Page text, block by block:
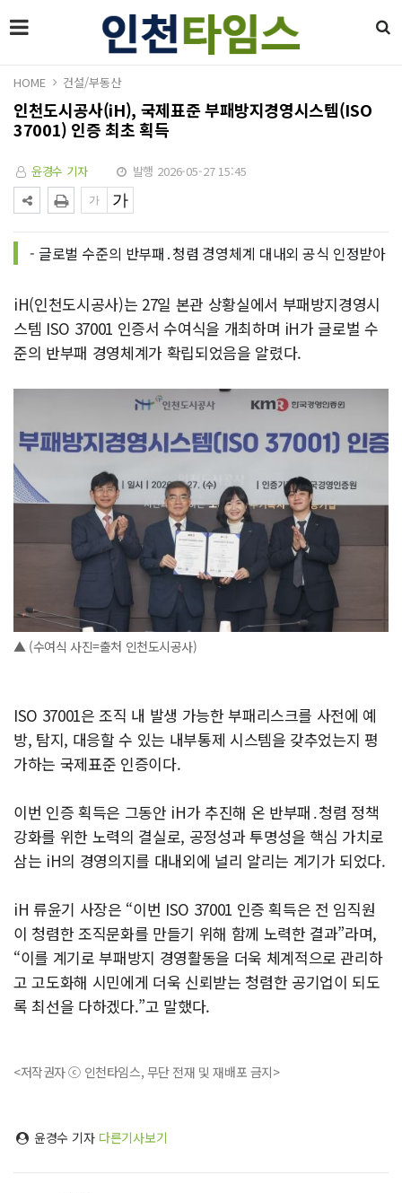
HOME 건설/부동산
인천도시공사(iH), 국제표준 부패방지경영시스템(ISO
37001) 인증 최초 획득
윤경수 기자 발행 2026-05-27 15:45
- 글로벌 수준의 반부패․청렴 경영체계 대내외 공식 인정받아
iH(인천도시공사)는 27일 본관 상황실에서 부패방지경영시
스템 ISO 37001 인증서 수여식을 개최하며 iH가 글로벌 수
준의 반부패 경영체계가 확립되었음을 알렸다.
▲ (수여식 사진=출처 인천도시공사)
ISO 37001은 조직 내 발생 가능한 부패리스크를 사전에 예
방, 탐지, 대응할 수 있는 내부통제 시스템을 갖추었는지 평
가하는 국제표준 인증이다.
이번 인증 획득은 그동안 iH가 추진해 온 반부패․청렴 정책
강화를 위한 노력의 결실로, 공정성과 투명성을 핵심 가치로
삼는 iH의 경영의지를 대내외에 널리 알리는 계기가 되었다.
iH 류윤기 사장은 “이번 ISO 37001 인증 획득은 전 임직원
이 청렴한 조직문화를 만들기 위해 함께 노력한 결과”라며,
“이를 계기로 부패방지 경영활동을 더욱 체계적으로 관리하
고 고도화해 시민에게 더욱 신뢰받는 청렴한 공기업이 되도
록 최선을 다하겠다.”고 말했다.
<저작권자 ⓒ 인천타임스, 무단 전재 및 재배포 금지>
윤경수 기자 다른기사보기